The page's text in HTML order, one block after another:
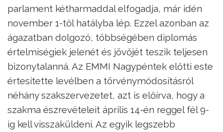
parlament kétharmaddal elfogadja, már idén
november 1-től hatályba lép. Ezzel azonban az
ágazatban dolgozó, többségében diplomás
értelmiségiek jelenét és jövőjét teszik teljesen
bizonytalanná. Az EMMI Nagypéntek előtti este
értesítette levélben a törvénymódosításról
néhány szakszervezetet, azt is előírva, hogy a
szakma észrevételeit április 14-én reggel fél 9-
ig kell visszaküldeni. Az egyik legszebb